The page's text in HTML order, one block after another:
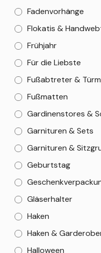
Fadenvorhänge
Flokatis &
Frühjahr
Für die Liebste
Fußabtreter &
Fußmatten
Gardinenstores &
Garnituren & Sets
Garnituren &
Geburtstag
Gläserhalter
Haken
Haken &
Halloween